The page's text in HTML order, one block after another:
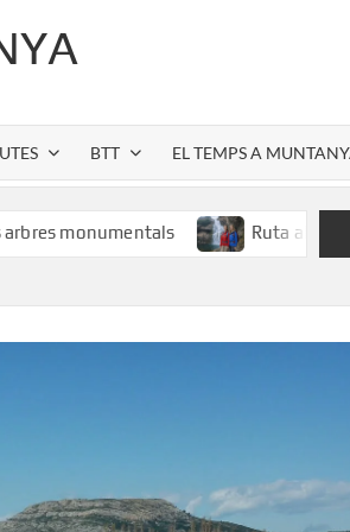
BTT EL TEMPS A
Ruta al Salt de Sallent: